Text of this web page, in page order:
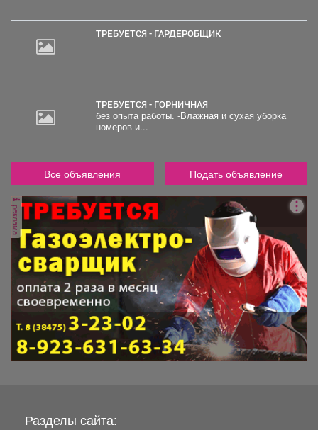
ТРЕБУЕТСЯ - ГАРДЕРОБЩИК
ТРЕБУЕТСЯ - ГОРНИЧНАЯ
без опыта работы. -Влажная и сухая уборка
номеров и...
Все объявления Подать объявление
реклама
Разделы сайта: